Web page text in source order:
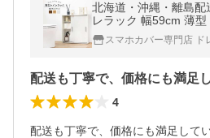
北海道・沖縄・離島配
レラック 幅59cm 薄型
タイプ 省スペース
スマホカバー専門店 ド
4
配送も丁寧で、価格にも満足して